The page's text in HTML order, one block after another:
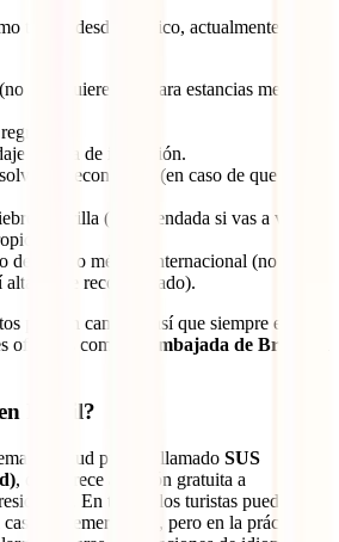
turista desde México, actualmente
se requiere visa para estancias menores
o carta de invitación.
económica (en caso de que lo
amarilla (recomendada si vas a visitar
de viaje o médico internacional (no es
recomendado).
pueden cambiar, así que siempre es
oficiales como la
Embajada de Brasil en
Brasil?
de salud público llamado SUS
, que ofrece atención gratuita a
En teoría, los turistas pueden
casos de emergencia, pero en la práctica